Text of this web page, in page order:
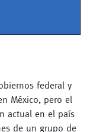
federal y
México, pero el
actual en el país
de un grupo de